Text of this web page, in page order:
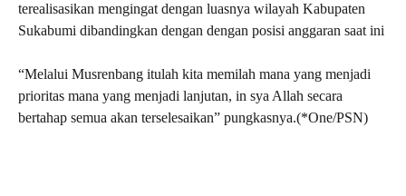
terealisasikan mengingat dengan luasnya wilayah Kabupaten
Sukabumi dibandingkan dengan dengan posisi anggaran saat ini
“Melalui Musrenbang itulah kita memilah mana yang menjadi
prioritas mana yang menjadi lanjutan, in sya Allah secara
bertahap semua akan terselesaikan” pungkasnya.(*One/PSN)